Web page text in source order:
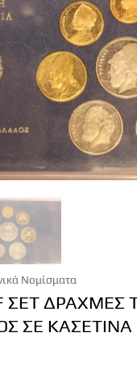
Νομίσματα
ΣΕΤ ΔΡΑΧΜΕΣ
ΣΕ ΚΑΣΕΤΙΝΑ